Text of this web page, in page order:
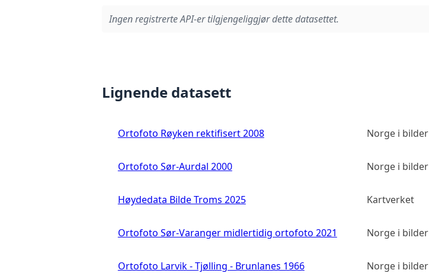
Ingen registrerte API-er tilgjengeliggjør dette datasettet.
Lignende datasett
Ortofoto Røyken rektifisert 2008 Norge i bilder
Ortofoto Sør-Aurdal 2000 Norge i bilder
Høydedata Bilde Troms 2025 Kartverket
Ortofoto Sør-Varanger midlertidig ortofoto 2021 Norge i bilder
Ortofoto Larvik - Tjølling - Brunlanes 1966 Norge i bilder